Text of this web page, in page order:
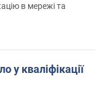
в мережі та
у кваліфікації